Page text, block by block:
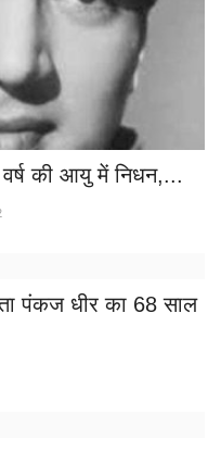
की आयु में निधन,...
पंकज धीर का 68 साल